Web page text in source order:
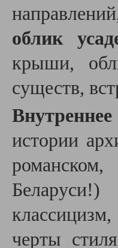
облик
крыши,
существ,
истории
черты